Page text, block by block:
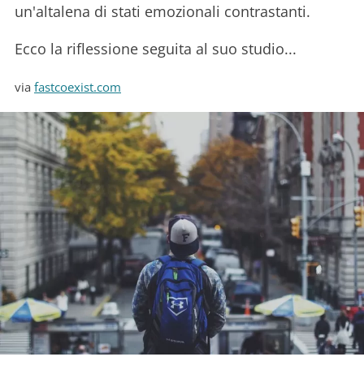
un'altalena di stati emozionali contrastanti.
Ecco la riflessione seguita al suo studio...
via fastcoexist.com